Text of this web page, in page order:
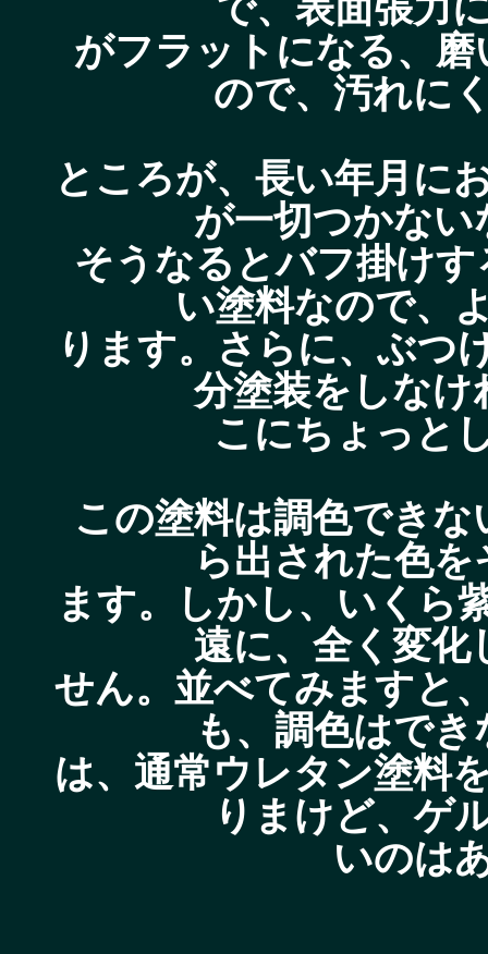
がフラットになる、
ので、汚れに
ところが、長い年月に
が一切つかな
そうなるとバフ掛け
い塗料なので、
ります。さらに、ぶつ
分塗装をしな
こにちょっと
この塗料は調色でき
ら出された色
ます。しかし、いくら
遠に、全く変
せん。並べてみますと
も、調色はで
は、通常ウレタン塗料
りまけど、ゲ
いのは